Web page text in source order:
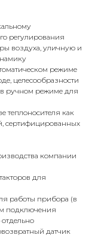
регулирования
воздуха, уличную и
режиме
целесообразности
ручном режиме для
теплоносителя как
сертифицированных
компании
для
работы прибора (в
подключения
датчик